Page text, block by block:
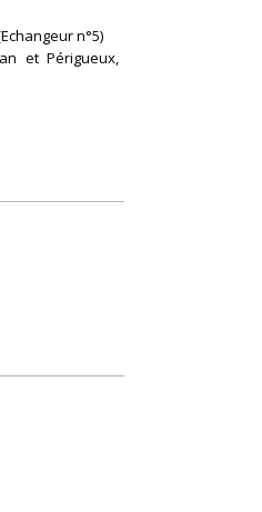
n°5)
et Périgueux,